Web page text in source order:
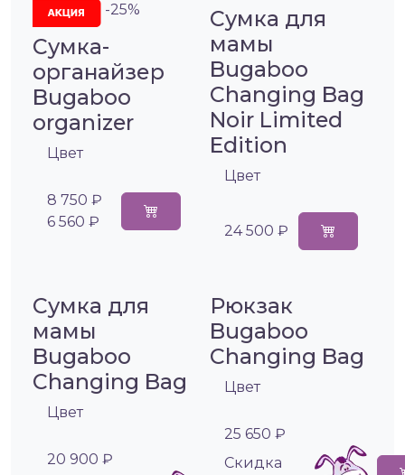
-25%
Сумка-
органайзер
Bugaboo
organizer
Цвет
8 750 ₽
6 560 ₽
Сумка для
мамы
Bugaboo
Changing Bag
Noir Limited
Edition
Цвет
24 500 ₽
Сумка для
мамы
Bugaboo
Changing Bag
Цвет
20 900 ₽
Рюкзак
Bugaboo
Changing Bag
Цвет
25 650 ₽
Cкидка